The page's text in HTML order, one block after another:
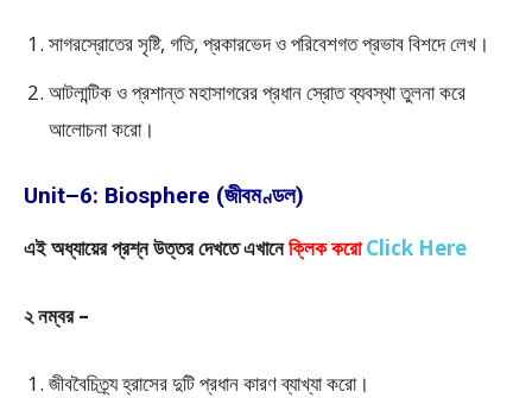
সাগরস্রোতের সৃষ্টি, গতি, প্রকারভেদ ও পরিবেশগত প্রভাব বিশদে লেখ।
আটলান্টিক ও প্রশান্ত মহাসাগরের প্রধান স্রোত ব্যবস্থা তুলনা করে
আলোচনা করো।
Unit–6: Biosphere (জীবমণ্ডল)
এই অধ্যায়ের প্রশ্ন উত্তর দেখতে এখানেক্লিক করোClick Here
২ নম্বর –
জীববৈচিত্র্য হ্রাসের দুটি প্রধান কারণ ব্যাখ্যা করো।